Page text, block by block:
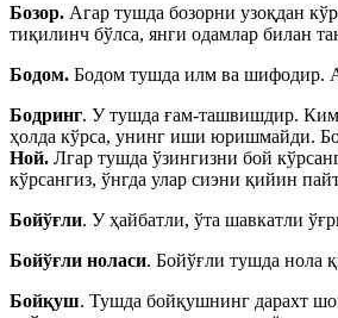
Бозор. Агар тушда бозорни узоқдан
тиқилинч бўлса, янги одамлар билан
Бодом. Бодом тушда илм ва шифодир.
Бодринг. У тушда ғам-ташвишдир. Ким
ҳолда кўрса, унинг иши юришмайди.
Ной. Лгар тушда ўзингизни бой
кўрсангиз, ўнгда улар сиэни қийин
Бойўғли. У ҳайбатли, ўта шавкатли
Бойўғли ноласи. Бойўғли тушда нола
Бойқуш. Тушда бойқушнинг дарахт